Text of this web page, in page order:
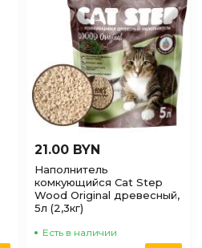
21.00 BYN
Наполнитель
комкующийся Cat Step
Wood Original древесный,
5л (2,3кг)
Есть в наличии